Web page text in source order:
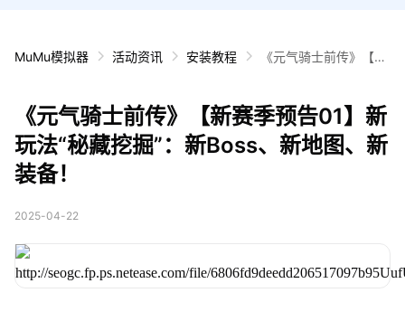
MuMu模拟器 活动资讯 安装教程
《元气骑士前传》【新
新地图、新装备！
《元气骑士前传》【新赛季预告01】新
玩法“秘藏挖掘”：新Boss、新地图、新
装备！
2025-04-22